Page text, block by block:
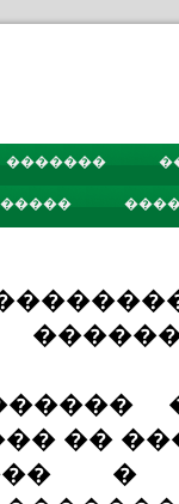
�������
��
�